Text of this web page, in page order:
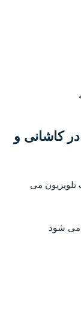
کاشانی و
می
می شود